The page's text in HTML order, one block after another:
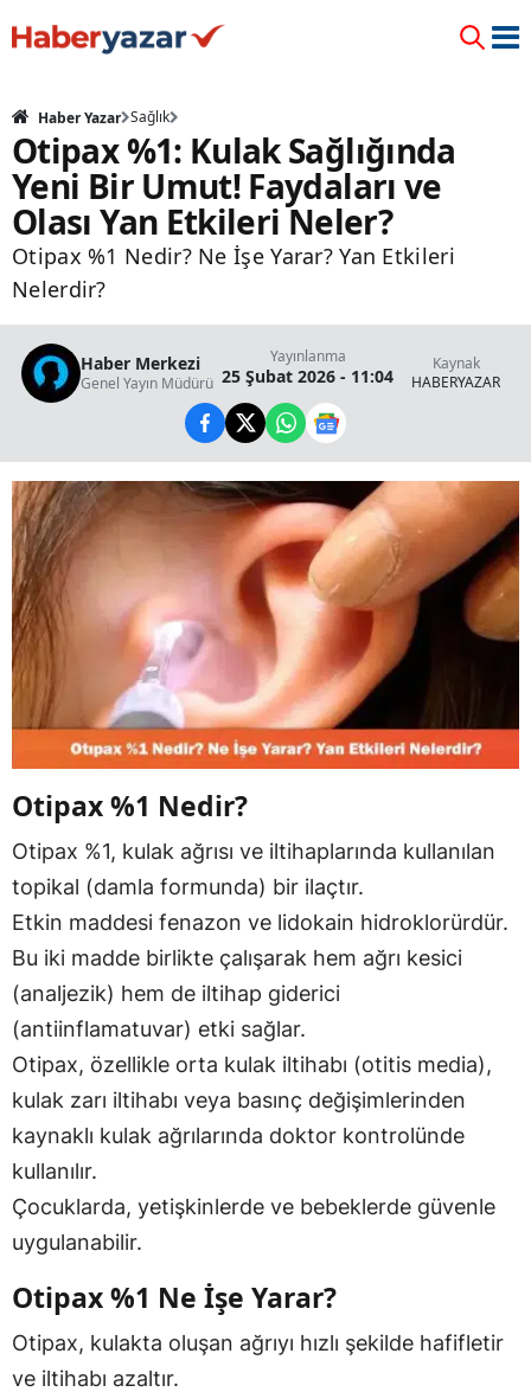
Haber Yazar Sağlık
Otipax %1: Kulak Sağlığında
Yeni Bir Umut! Faydaları ve
Olası Yan Etkileri Neler?
Otipax %1 Nedir? Ne İşe Yarar? Yan Etkileri
Nelerdir?
Haber Merkezi
Genel Yayın Müdürü
Yayınlanma
25 Şubat 2026 - 11:04
Kaynak
HABERYAZAR
Otipax %1 Nedir?
Otipax %1, kulak ağrısı ve iltihaplarında kullanılan
topikal (damla formunda) bir ilaçtır.
Etkin maddesi fenazon ve lidokain hidroklorürdür.
Bu iki madde birlikte çalışarak hem ağrı kesici
(analjezik) hem de iltihap giderici
(antiinflamatuvar) etki sağlar.
Otipax, özellikle orta kulak iltihabı (otitis media),
kulak zarı iltihabı veya basınç değişimlerinden
kaynaklı kulak ağrılarında doktor kontrolünde
kullanılır.
Çocuklarda, yetişkinlerde ve bebeklerde güvenle
uygulanabilir.
Otipax %1 Ne İşe Yarar?
Otipax, kulakta oluşan ağrıyı hızlı şekilde hafifletir
ve iltihabı azaltır.